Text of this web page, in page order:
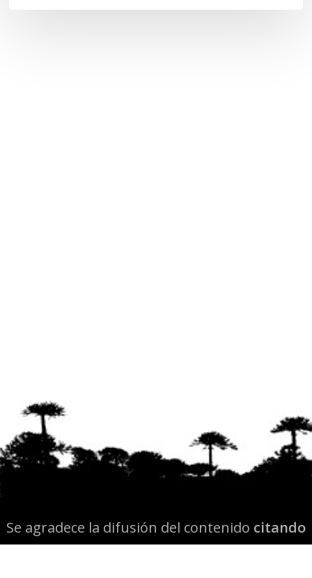
Se agradece la difusión del contenido citando
la fuente www.mapuexpress.org